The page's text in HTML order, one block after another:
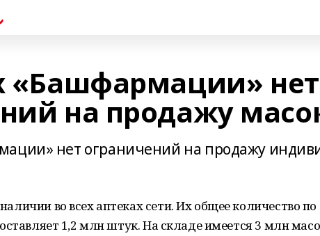
«Башфармации» нет
на продажу
нет ограничений на продажу
во всех аптеках сети. Их общее количество
1,2 млн штук. На складе имеется 3 млн